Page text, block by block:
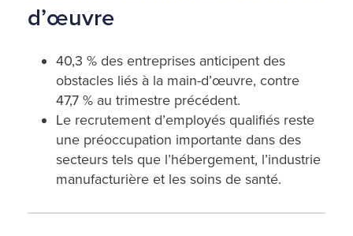
d’œuvre
40,3 % des entreprises anticipent des
obstacles liés à la main-d’œuvre, contre
47,7 % au trimestre précédent.
Le recrutement d’employés qualifiés reste
une préoccupation importante dans des
secteurs tels que l’hébergement, l’industrie
manufacturière et les soins de santé.